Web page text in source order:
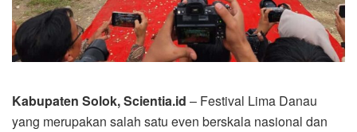
Kabupaten Solok, Scientia.id – Festival Lima Danau
yang merupakan salah satu even berskala nasional dan